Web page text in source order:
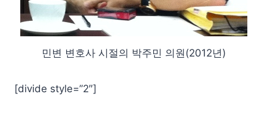
민변 변호사 시절의 박주민 의원(2012년)
[divide style=”2″]